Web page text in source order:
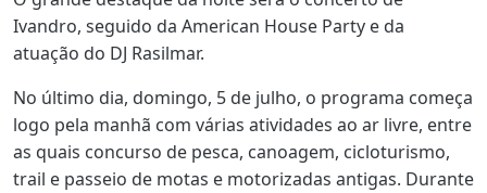
Ivandro, seguido da American House Party e da
atuação do DJ Rasilmar.
No último dia, domingo, 5 de julho, o programa começa
logo pela manhã com várias atividades ao ar livre, entre
as quais concurso de pesca, canoagem, cicloturismo,
trail e passeio de motas e motorizadas antigas. Durante